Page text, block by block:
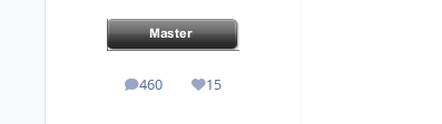
460
сообщения
15
Репутация